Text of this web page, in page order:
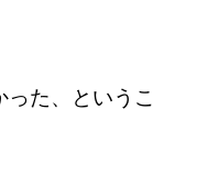
た、というこ